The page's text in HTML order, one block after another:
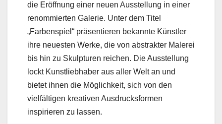
die Eröffnung einer neuen Ausstellung in einer
renommierten Galerie. Unter dem Titel
„Farbenspiel“ präsentieren bekannte Künstler
ihre neuesten Werke, die von abstrakter Malerei
bis hin zu Skulpturen reichen. Die Ausstellung
lockt Kunstliebhaber aus aller Welt an und
bietet ihnen die Möglichkeit, sich von den
vielfältigen kreativen Ausdrucksformen
inspirieren zu lassen.